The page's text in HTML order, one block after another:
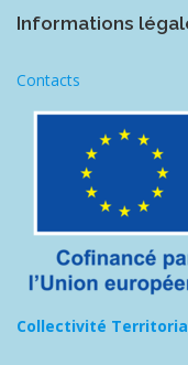
Informations
Contacts
Collectivité